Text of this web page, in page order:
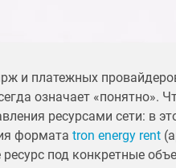
и платежных
означает «понятно».
ресурсами сети: в
формата tron energy rent
под конкретные